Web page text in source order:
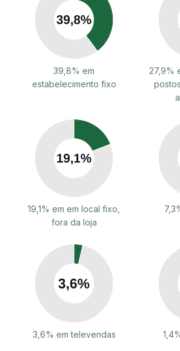
39,8% em
estabelecimento fixo
27,9%
19,1% em em local fixo,
fora da loja
3,6% em televendas